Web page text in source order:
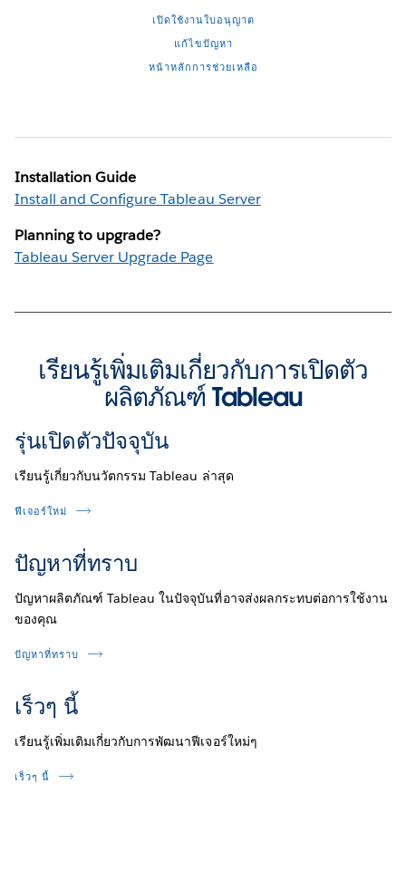
เปิดใช้งานใบอนุญาต
แก้ไขปัญหา
หน้าหลักการช่วยเหลือ
Installation Guide
Install and Configure Tableau Server
Planning to upgrade?
Tableau Server Upgrade Page
เรียนรู้เพิ่มเติมเกี่ยวกับการเปิดตัว
ผลิตภัณฑ์ Tableau
รุ่นเปิดตัวปัจจุบัน
เรียนรู้เกี่ยวกับนวัตกรรม Tableau ล่าสุด
ฟีเจอร์ใหม่
ปัญหาที่ทราบ
ปัญหาผลิตภัณฑ์ Tableau ในปัจจุบันที่อาจส่งผลกระทบต่อการใช้งาน
ของคุณ
ปัญหาที่ทราบ
เร็วๆ นี้
เรียนรู้เพิ่มเติมเกี่ยวกับการพัฒนาฟีเจอร์ใหม่ๆ
เร็วๆ นี้